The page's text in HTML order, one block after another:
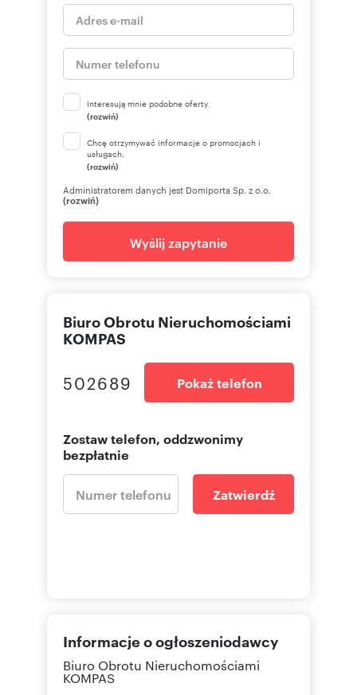
Interesują mnie podobne oferty
(rozwiń)
Chcę otrzymywać informacje o promocjach i
usługach.
(rozwiń)
Administratorem danych jest Domiporta Sp. z o.o.
(rozwiń)
Wyślij zapytanie
Biuro Obrotu Nieruchomościami
KOMPAS
502689 Pokaż telefon
Zostaw telefon, oddzwonimy
bezpłatnie
Zatwierdź
Informacje o ogłoszeniodawcy
Biuro Obrotu Nieruchomościami
KOMPAS